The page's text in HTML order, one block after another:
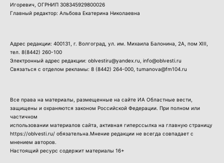
Игоревич, ОГРНИП 308345929800026
Главный редактор: Альбова Екатерина Николаевна
Адрес редакции: 400131, г. Волгоград, ул. им. Михаила Балонина, 2А, пом XIII,
тел. 8(8442) 260-100
Электронный адрес редакции: oblvestiru@yandex.ru, info@oblvesti.ru
Связаться с отделом рекламы: 8 (8442) 264-000 , tumanova@fm104.ru
Все права на материалы, размещенные на сайте ИА Областные вести,
защищены и охраняются законом Российской Федерации. При полном или
частичном
использовании материалов сайта, активная гиперссылка на главную страницу
https://oblvesti.ru/ обязательна.Мнение редакции не всегда совпадает с
мнением авторов.
Настоящий ресурс содержит материалы 16+